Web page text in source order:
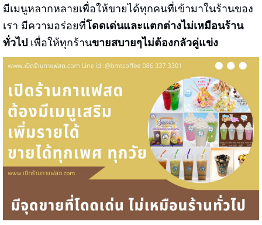
มีเมนูหลากหลายเพื่อให้ขายได้ทุกคนที่เข้ามาในร้านของ
เรา มีความอร่อยที่โดดเด่นและแตกต่างไม่เหมือนร้าน
ทั่วไป เพื่อให้ทุกร้านขายสบายๆไม่ต้องกลัวคู่แข่ง